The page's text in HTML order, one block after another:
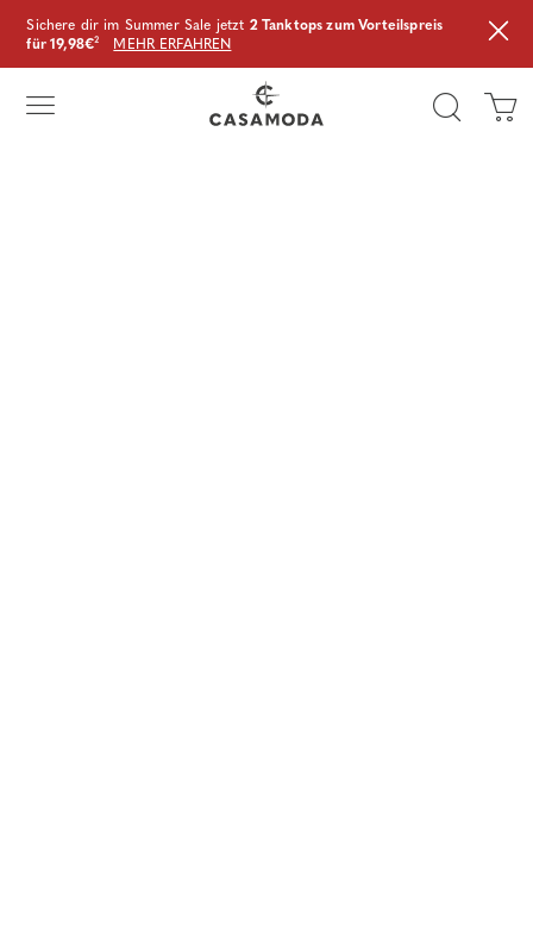
Sichere dir im Summer Sale jetzt 2 Tanktops zum Vorteilspreis
für 19,98€² MEHR ERFAHREN